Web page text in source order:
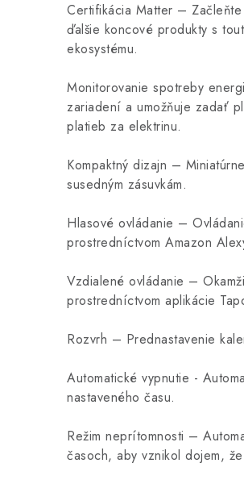
Certifikácia Matter –
ďalšie koncové produkty s
ekosystému.
Monitorovanie spotreby
zariadení a umožňuje zadať
platieb za elektrinu.
Kompaktný dizajn –
susedným zásuvkám.
Hlasové ovládanie –
prostredníctvom Amazon
Vzdialené ovládanie –
prostredníctvom aplikácie
Rozvrh – Prednastavenie
Automatické vypnutie -
nastaveného času.
Režim neprítomnosti –
časoch, aby vznikol dojem,